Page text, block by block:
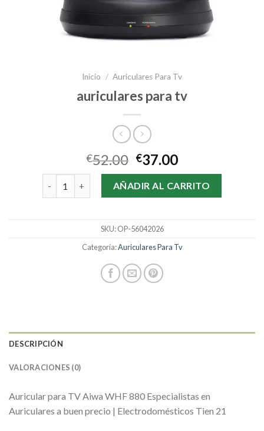
Inicio / Auriculares Para Tv
auriculares para tv
€52.00 €37.00
auriculares para tv cantidadAÑADIR AL CARRITO
SKU:OP-56042026
Categoría:Auriculares Para Tv
DESCRIPCIÓN
VALORACIONES (0)
Auricular para TV Aiwa WHF 880 Especialistas en
Auriculares a buen precio | Electrodomésticos Tien 21